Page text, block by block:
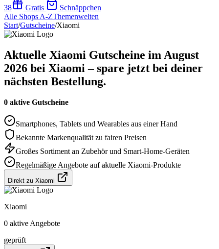
38
Gratis
Schnäppchen
Alle Shops A-ZThemenwelten
Start/Gutscheine/Xiaomi
Aktuelle Xiaomi Gutscheine im August
2026 bei Xiaomi – spare jetzt bei deiner
nächsten Bestellung.
0 aktive Gutscheine
Smartphones, Tablets und Wearables aus einer Hand
Bekannte Markenqualität zu fairen Preisen
Großes Sortiment an Zubehör und Smart-Home-Geräten
Regelmäßige Angebote auf aktuelle Xiaomi-Produkte
Direkt zu Xiaomi
Xiaomi
0 aktive Angebote
geprüft